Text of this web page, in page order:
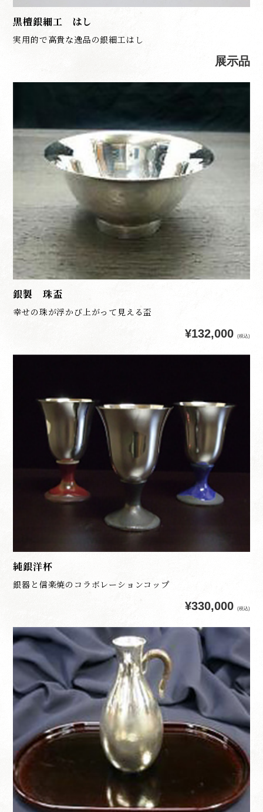
黒檀銀細工 はし
実用的で高貴な逸品の銀細工はし
展示品
銀製 珠盃
幸せの珠が浮かび上がって見える盃
¥132,000 (税込)
純銀洋杯
銀器と信楽焼のコラボレーションコップ
¥330,000 (税込)